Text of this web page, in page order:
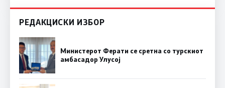
РЕДАКЦИСКИ ИЗБОР
Министерот Ферати се сретна со турскиот
амбасадор Улусој